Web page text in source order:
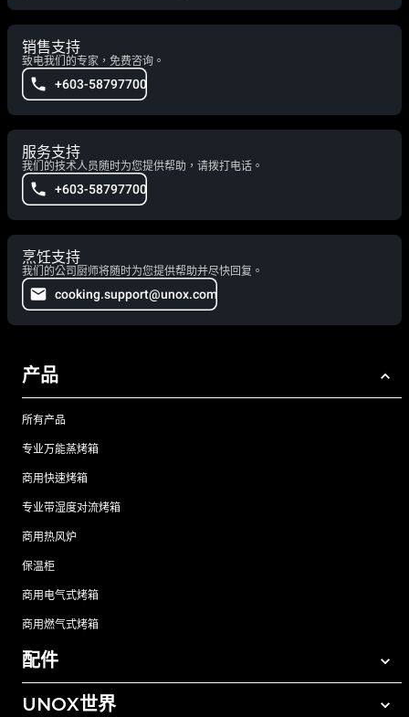
销售支持
致电我们的专家，免费咨询。
+603-58797700
服务支持
我们的技术人员随时为您提供帮助，请拨打电话。
+603-58797700
烹饪支持
我们的公司厨师将随时为您提供帮助并尽快回复。
cooking.support@unox.com
产品
所有产品
专业万能蒸烤箱
商用快速烤箱
专业带湿度对流烤箱
商用热风炉
保温柜
商用电气式烤箱
商用燃气式烤箱
配件
所有配件
UNOX世界